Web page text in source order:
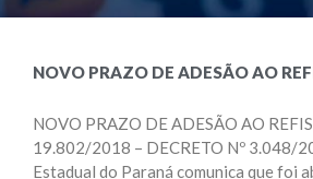
NOVO PRAZO DE ADESÃO AO
NOVO PRAZO DE ADESÃO AO
19.802/2018 – DECRETO Nº 3.048/
Estadual do Paraná comunica que foi